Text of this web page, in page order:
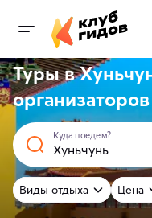
Туры в
организаторов
Куда поедем?
Виды отдыха Цена